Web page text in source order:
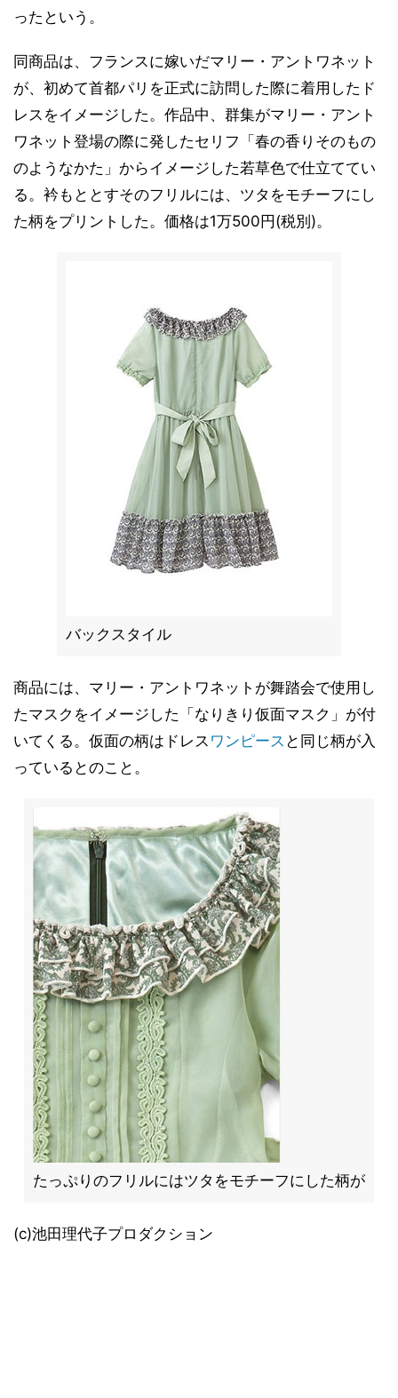
ったという。
同商品は、フランスに嫁いだマリー・アントワネット
が、初めて首都パリを正式に訪問した際に着用したド
レスをイメージした。作品中、群集がマリー・アント
ワネット登場の際に発したセリフ「春の香りそのもの
のようなかた」からイメージした若草色で仕立ててい
る。衿もととすそのフリルには、ツタをモチーフにし
た柄をプリントした。価格は1万500円(税別)。
バックスタイル
商品には、マリー・アントワネットが舞踏会で使用し
たマスクをイメージした「なりきり仮面マスク」が付
いてくる。仮面の柄はドレス ワンピース と同じ柄が入
っているとのこと。
たっぷりのフリルにはツタをモチーフにした柄が
(c)池田理代子プロダクション